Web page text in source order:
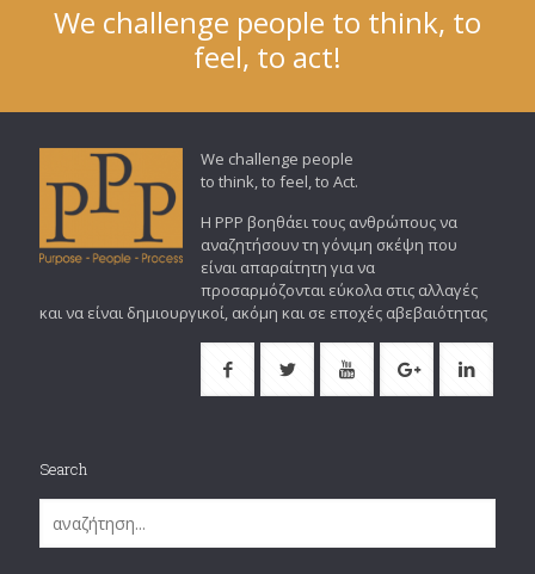
We challenge people to think, to
feel, to act!
We challenge people
to think, to feel, to Act.
Η PPP βοηθάει τους ανθρώπους να
αναζητήσουν τη γόνιμη σκέψη που
είναι απαραίτητη για να
προσαρμόζονται εύκολα στις αλλαγές
και να είναι δημιουργικοί, ακόμη και σε εποχές αβεβαιότητας
Search